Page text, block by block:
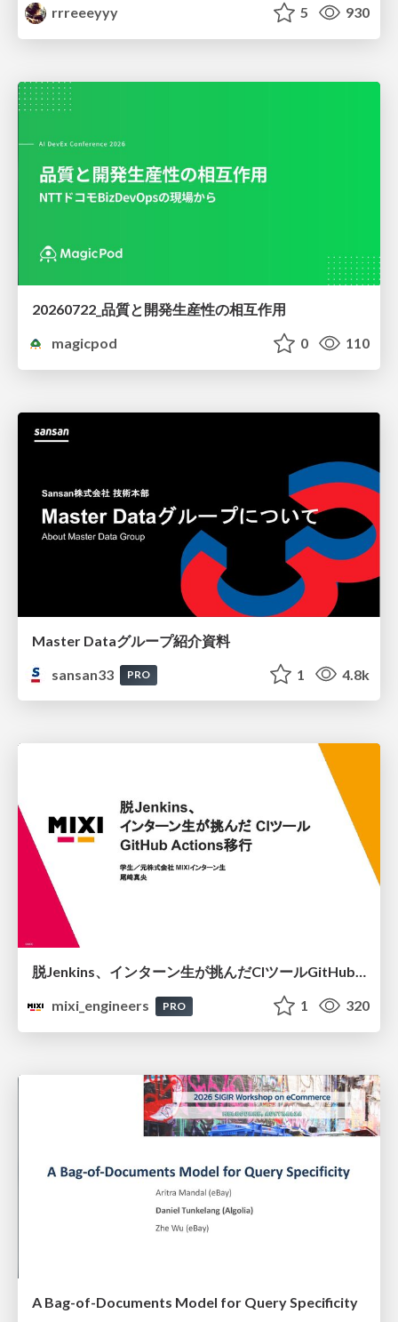
rrreeeyyy 5 930
20260722_品質と開発生産性の相互作用
magicpod
0 110
Master Dataグループ紹介資料
sansan33
PRO 1 4.8k
脱Jenkins、インターン生が挑んだCIツールGitHubActions移行
mixi_engineers
PRO 1 320
A Bag-of-Documents Model for Query Specificity